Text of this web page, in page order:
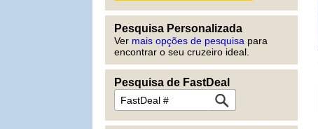
Pesquisa Personalizada
Ver mais opções de pesquisa para
encontrar o seu cruzeiro ideal.
Pesquisa de FastDeal